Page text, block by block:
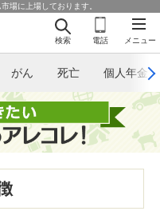
場に上場しております。
メニュー
検索 電話
がん 死亡 個人年金